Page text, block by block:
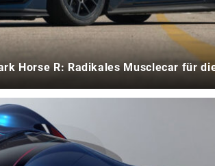
Horse R: Radikales Musclecar für